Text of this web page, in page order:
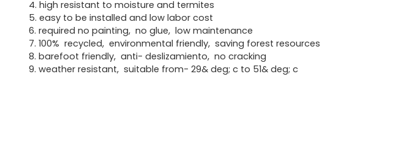
4. high resistant to moisture and termites
5. easy to be installed and low labor cost
6. required no painting, no glue, low maintenance
7. 100% recycled, environmental friendly, saving forest resources
8. barefoot friendly, anti- deslizamiento, no cracking
9. weather resistant, suitable from- 29& deg; c to 51& deg; c